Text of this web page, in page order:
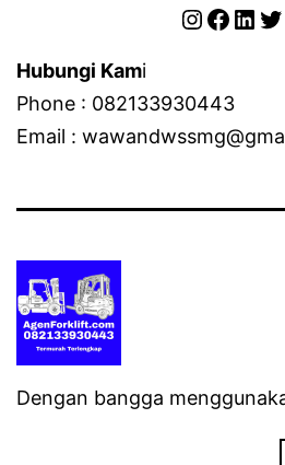
Hubungi Kami
Phone : 082133930443
Email :
Dengan bangga